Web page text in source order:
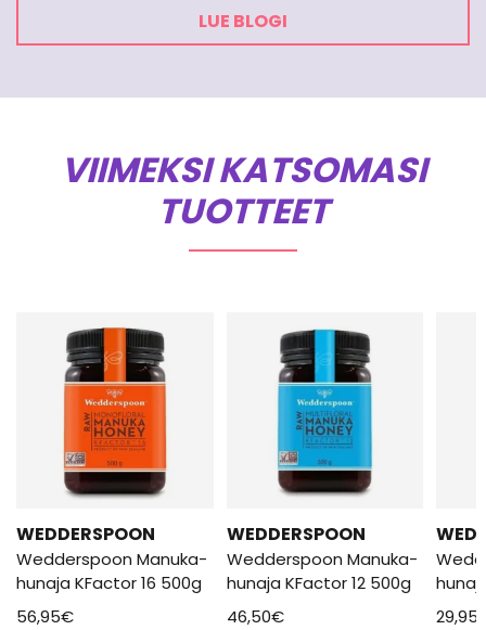
LUE BLOGI
VIIMEKSI KATSOMASI
TUOTTEET
WEDDERSPOON
Wedderspoon Manuka-
hunaja KFactor 16 500g
56,95€
WEDDERSPOON
Wedderspoon Manuka-
hunaja KFactor 12 500g
46,50€
29,95